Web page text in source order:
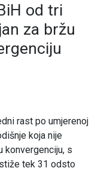
od tri
za bržu
rast po umjerenoj
koja nije
konvergenciju, s
tek 31 odsto